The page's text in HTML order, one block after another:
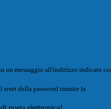
un messaggio all'indirizzo indicato
reset della password tramite la